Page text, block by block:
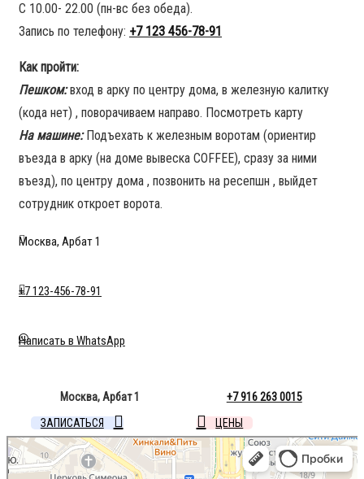
С 10.00- 22.00 (пн-вс без обеда).
Запись по телефону: +7 123 456-78-91
Как пройти:
Пешком:вход в арку по центру дома, в железную калитку
(кода нет) , поворачиваем направо. Посмотреть карту
На машине:Подъехать к железным воротам (ориентир
въезда в арку (на доме вывеска COFFEE), сразу за ними
въезд), по центру дома , позвонить на ресепшн , выйдет
сотрудник откроет ворота.
Москва, Арбат 1
+7 123-456-78-91
Написать в WhatsApp
Москва, Арбат 1
+7 916 263 0015
ЗАПИСАТЬСЯ
ЦЕНЫ
Москва
Улица Арбат, 1 — Яндекс Карты